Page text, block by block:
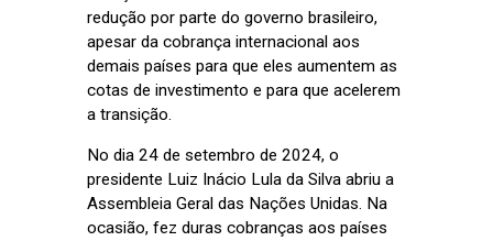
redução por parte do governo brasileiro,
apesar da cobrança internacional aos
demais países para que eles aumentem as
cotas de investimento e para que acelerem
a transição.
No dia 24 de setembro de 2024, o
presidente Luiz Inácio Lula da Silva abriu a
Assembleia Geral das Nações Unidas. Na
ocasião, fez duras cobranças aos países